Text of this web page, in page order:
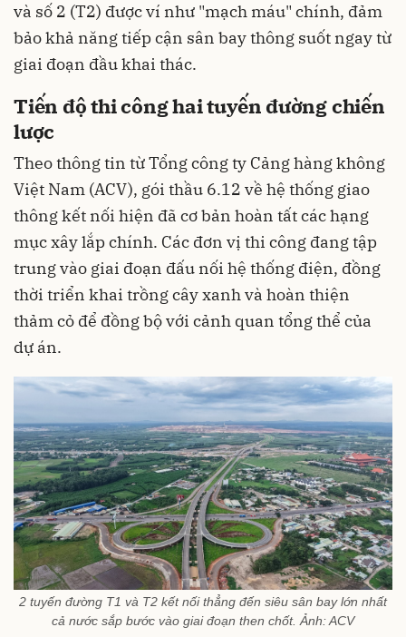
và số 2 (T2) được ví như "mạch máu" chính, đảm
bảo khả năng tiếp cận sân bay thông suốt ngay từ
giai đoạn đầu khai thác.
Tiến độ thi công hai tuyến đường chiến
lược
Theo thông tin từ Tổng công ty Cảng hàng không
Việt Nam (ACV), gói thầu 6.12 về hệ thống giao
thông kết nối hiện đã cơ bản hoàn tất các hạng
mục xây lắp chính. Các đơn vị thi công đang tập
trung vào giai đoạn đấu nối hệ thống điện, đồng
thời triển khai trồng cây xanh và hoàn thiện
thảm cỏ để đồng bộ với cảnh quan tổng thể của
dự án.
2 tuyến đường T1 và T2 kết nối thẳng đến siêu sân bay lớn nhất
cả nước sắp bước vào giai đoạn then chốt. Ảnh: ACV